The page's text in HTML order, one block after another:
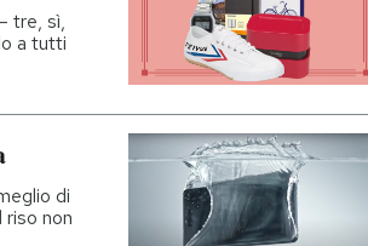
tre, sì,
a tutti
di
non